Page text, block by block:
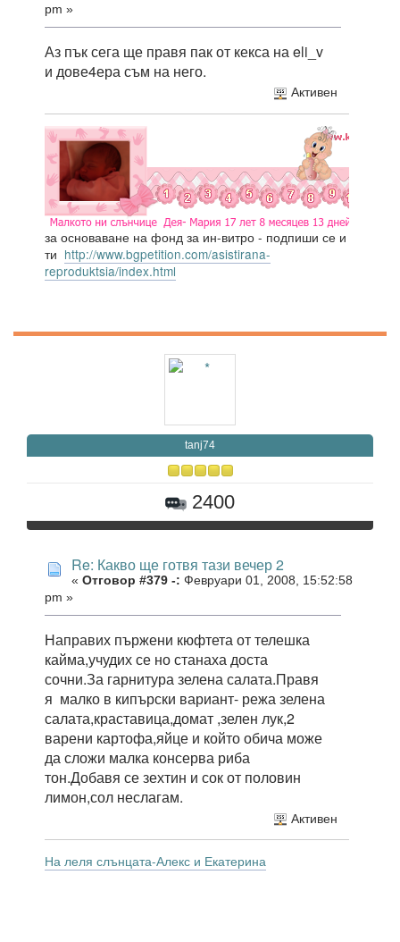
pm »
Аз пък сега ще правя пак от кекса на eli_v
и дове4ера съм на него.
Активен
за основаване на фонд за ин-витро - подпиши се и
ти http://www.bgpetition.com/asistirana-
reproduktsia/index.html
tanj74
2400
Re: Какво ще готвя тази вечер 2
« Отговор #379 -: Февруари 01, 2008, 15:52:58
pm »
Направих пържени кюфтета от телешка
кайма,учудих се но станаха доста
сочни.За гарнитура зелена салата.Правя
я малко в кипърски вариант- режа зелена
салата,краставица,домат ,зелен лук,2
варени картофа,яйце и който обича може
да сложи малка консерва риба
тон.Добавя се зехтин и сок от половин
лимон,сол неслагам.
Активен
На леля слънцата-Алекс и Екатерина